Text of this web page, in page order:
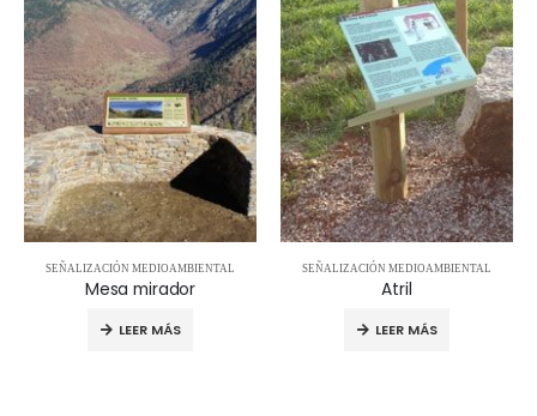
SEÑALIZACIÓN MEDIOAMBIENTAL
Mesa mirador
LEER MÁS
SEÑALIZACIÓN MEDIOAMBIENTAL
Atril
LEER MÁS